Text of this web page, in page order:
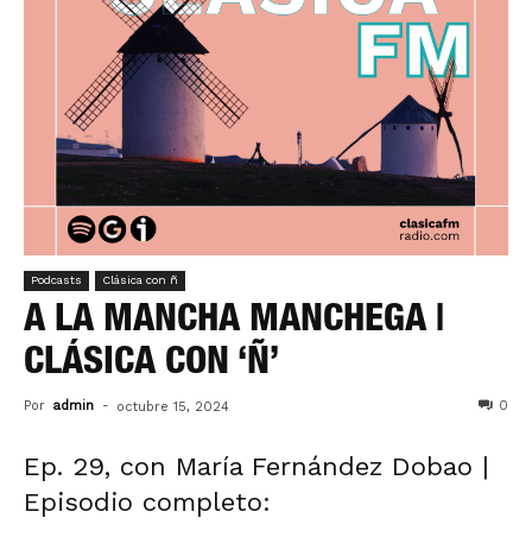
Podcasts Clásica con ñ
A LA MANCHA MANCHEGA |
CLÁSICA CON ‘Ñ’
Por admin - octubre 15, 2024 0
Ep. 29, con María Fernández Dobao |
Episodio completo: